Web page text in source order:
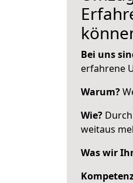
Bei uns
erfahrene
Warum?
Wie?
weitaus
Was wir